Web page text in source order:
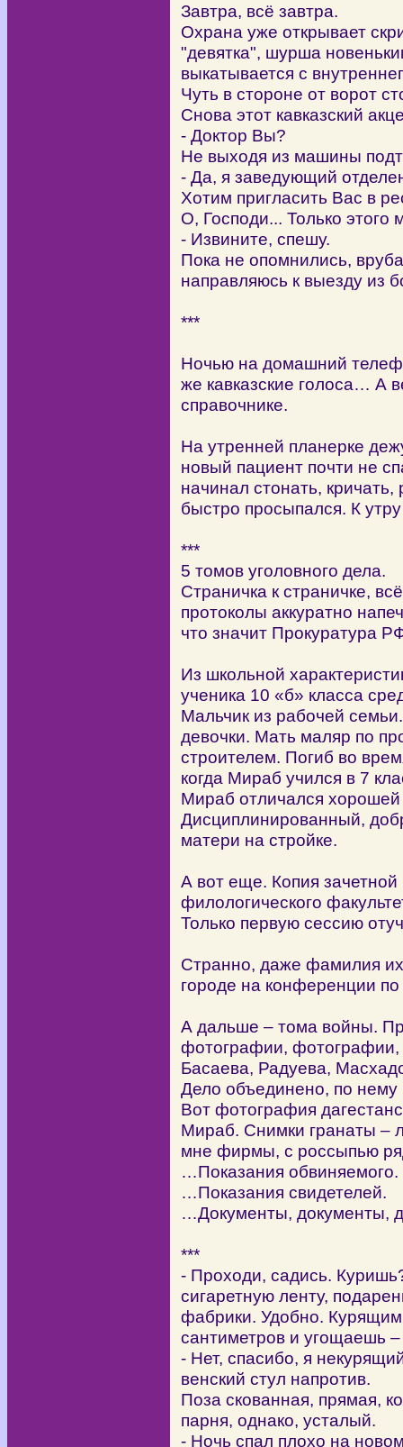
Завтра, всё завтра.
Охрана уже открывает
"девятка", шурша
выкатывается с
Чуть в стороне от ворот
Снова этот кавказский
- Доктор Вы?
Не выходя из машины
- Да, я заведующий
Хотим пригласить Вас в
О, Господи... Только
- Извините, спешу.
Пока не опомнились,
направляюсь к выезду из
***
Ночью на домашний
же кавказские голоса… А
справочнике.
На утренней планерке
новый пациент почти не
начинал стонать,
быстро просыпался. К
***
5 томов уголовного дела.
Страничка к страничке,
протоколы аккуратно
что значит Прокуратура
Из школьной
ученика 10 «б» класса
Мальчик из рабочей
девочки. Мать маляр по
строителем. Погиб во
когда Мираб учился в 7
Мираб отличался
Дисциплинированный,
матери на стройке.
А вот еще. Копия зачетной
филологического
Только первую сессию
Странно, даже фамилия
городе на конференции
А дальше – тома войны.
фотографии, фотографии,
Басаева, Радуева,
Дело объединено, по нему
Вот фотография
Мираб. Снимки гранаты –
мне фирмы, с россыпью
…Показания обвиняемого.
…Показания свидетелей.
…Документы, документы,
***
- Проходи, садись.
сигаретную ленту,
фабрики. Удобно.
сантиметров и угощаешь –
- Нет, спасибо, я
венский стул напротив.
Поза скованная, прямая,
парня, однако, усталый.
- Ночь спал плохо на